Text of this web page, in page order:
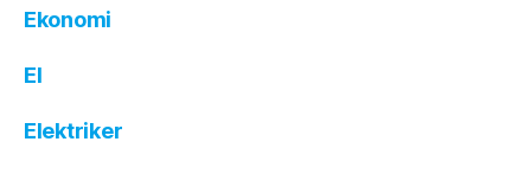
Ekonomi
El
Elektriker